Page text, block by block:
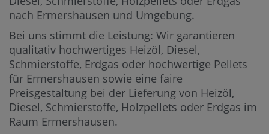
nach Ermershausen und Umgebung.
Bei uns stimmt die Leistung: Wir garantieren
qualitativ hochwertiges Heizöl, Diesel,
Schmierstoffe, Erdgas oder hochwertige Pellets
für Ermershausen sowie eine faire
Preisgestaltung bei der Lieferung von Heizöl,
Diesel, Schmierstoffe, Holzpellets oder Erdgas im
Raum Ermershausen.